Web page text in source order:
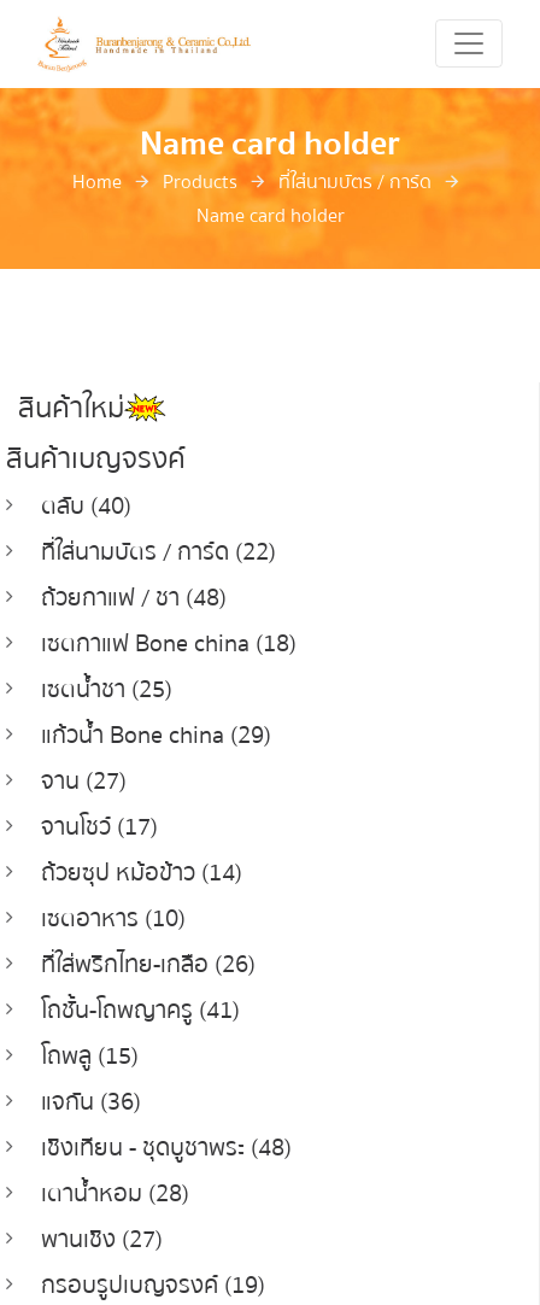
Name card holder
Home Products
ที่ใส่นามบัตร / การ์ด
Name card holder
สินค้าใหม่
สินค้าเบญจรงค์
ตลับ (40)
ที่ใส่นามบัตร / การ์ด (22)
ถ้วยกาแฟ / ชา (48)
เซตกาแฟ Bone china (18)
เซตน้ำชา (25)
แก้วน้ำ Bone china (29)
จาน (27)
จานโชว์ (17)
ถ้วยซุป หม้อข้าว (14)
เซตอาหาร (10)
ที่ใส่พริกไทย-เกลือ (26)
โถชั้น-โถพญาครู (41)
โถพลู (15)
แจกัน (36)
เชิงเทียน - ชุดบูชาพระ (48)
เตาน้ำหอม (28)
พานเชิง (27)
กรอบรูปเบญจรงค์ (19)